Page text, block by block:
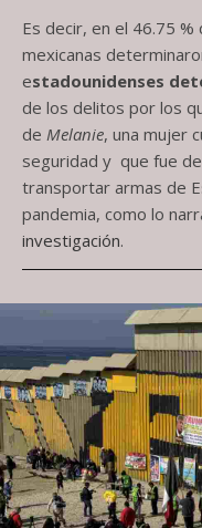
Es decir, en el 46.75
mexicanas
estadounidenses
de los delitos por los
de Melanie, una mujer
seguridad y que fue
transportar armas de
pandemia, como lo
investigación.